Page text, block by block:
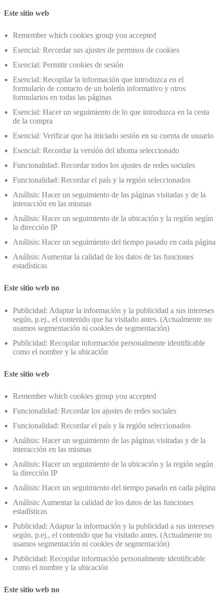
Este sitio web
Remember which cookies group you accepted
Esencial: Recordar sus ajustes de permisos de cookies
Esencial: Permitir cookies de sesión
Esencial: Recopilar la información que introduzca en el
formulario de contacto de un boletín informativo y otros
formularios en todas las páginas
Esencial: Hacer un seguimiento de lo que introduzca en la cesta
de la compra
Esencial: Verificar que ha iniciado sesión en su cuenta de usuario
Esencial: Recordar la versión del idioma seleccionado
Funcionalidad: Recordar todos los ajustes de redes sociales
Funcionalidad: Recordar el país y la región seleccionados
Análisis: Hacer un seguimiento de las páginas visitadas y de la
interacción en las mismas
Análisis: Hacer un seguimiento de la ubicación y la región según
la dirección IP
Análisis: Hacer un seguimiento del tiempo pasado en cada página
Análisis: Aumentar la calidad de los datos de las funciones
estadísticas
Este sitio web no
Publicidad: Adaptar la información y la publicidad a sus intereses
según, p.ej., el contenido que ha visitado antes. (Actualmente no
usamos segmentación ni cookies de segmentación)
Publicidad: Recopilar información personalmente identificable
como el nombre y la ubicación
Este sitio web
Remember which cookies group you accepted
Funcionalidad: Recordar los ajustes de redes sociales
Funcionalidad: Recordar el país y la región seleccionados
Análisis: Hacer un seguimiento de las páginas visitadas y de la
interacción en las mismas
Análisis: Hacer un seguimiento de la ubicación y la región según
la dirección IP
Análisis: Hacer un seguimiento del tiempo pasado en cada página
Análisis: Aumentar la calidad de los datos de las funciones
estadísticas
Publicidad: Adaptar la información y la publicidad a sus intereses
según, p.ej., el contenido que ha visitado antes. (Actualmente no
usamos segmentación ni cookies de segmentación)
Publicidad: Recopilar información personalmente identificable
como el nombre y la ubicación
Este sitio web no